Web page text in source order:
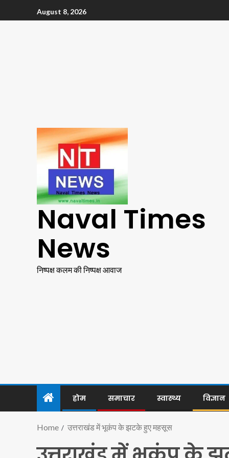
August 8, 2026
Naval Times
News
निष्पक्ष कलम की निष्पक्ष आवाज
होम समाचार स्वास्थ्य विज्ञान
Home उत्तराखंड में भूकंप के झटके हुए महसूस